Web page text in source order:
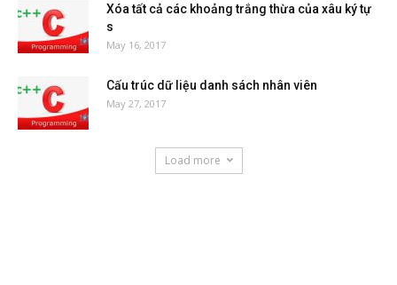
Xóa tất cả các khoảng trắng thừa của xâu ký tự
s
May 16, 2017
Cấu trúc dữ liệu danh sách nhân viên
May 27, 2017
Load more